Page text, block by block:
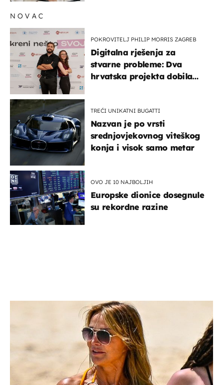
NOVAC
POKROVITELJ PHILIP MORRIS ZAGREB
Digitalna rješenja za
stvarne probleme: Dva
hrvatska projekta dobila
TREĆI UNIKATNI BUGATTI
Nazvan je po vrsti
srednjovjekovnog viteškog
konja i visok samo metar
OVO JE 10 NAJBOLJIH
Europske dionice dosegnule
su rekordne razine